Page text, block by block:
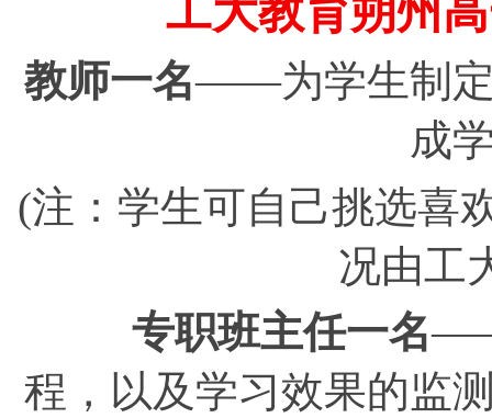
工大教育朔州
教师一名——为学生制定
成
(注：学生可自己挑选喜
况由工
专职班主任一名——
程，以及学习效果的监